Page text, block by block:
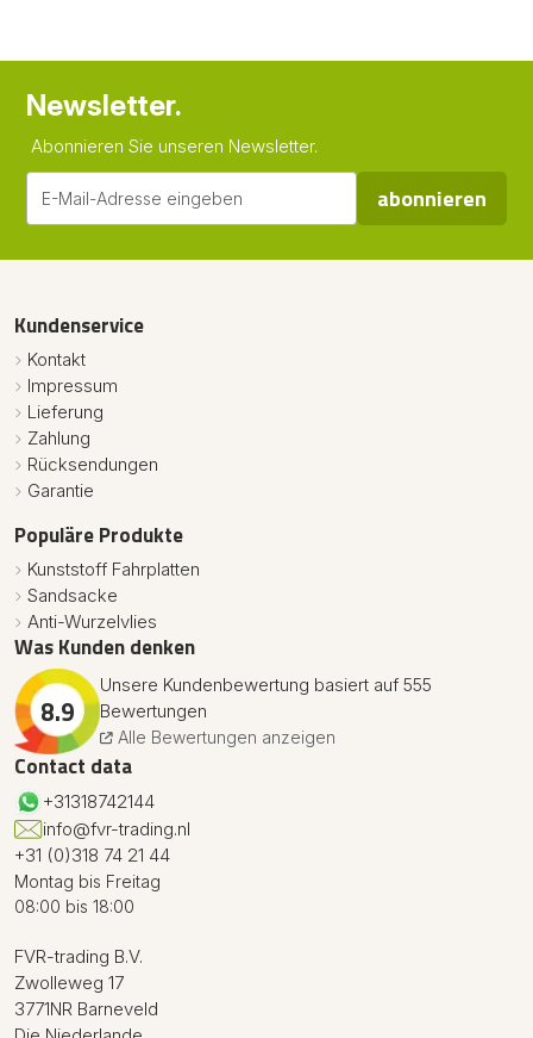
Newsletter.
Abonnieren Sie unseren Newsletter.
abonnieren
Kundenservice
Kontakt
Impressum
Lieferung
Zahlung
Rücksendungen
Garantie
Populäre Produkte
Kunststoff Fahrplatten
Sandsacke
Anti-Wurzelvlies
Was Kunden denken
8.9
Unsere Kundenbewertung basiert auf 555
Bewertungen
Alle Bewertungen anzeigen
Contact data
+31318742144
info@fvr-trading.nl
+31 (0)318 74 21 44
Montag bis Freitag
08:00 bis 18:00
FVR-trading B.V.
Zwolleweg 17
3771NR Barneveld